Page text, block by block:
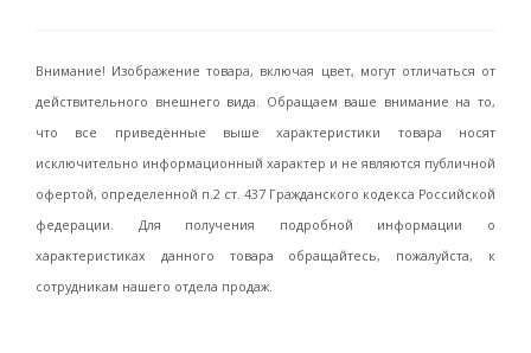
Внимание! Изображение товара, включая цвет, могут отличаться от
действительного внешнего вида. Обращаем ваше внимание на то,
что все приведённые выше характеристики товара носят
исключительно информационный характер и не являются публичной
офертой, определенной п.2 ст. 437 Гражданского кодекса Российской
федерации. Для получения подробной информации о
характеристиках данного товара обращайтесь, пожалуйста, к
сотрудникам нашего отдела продаж.